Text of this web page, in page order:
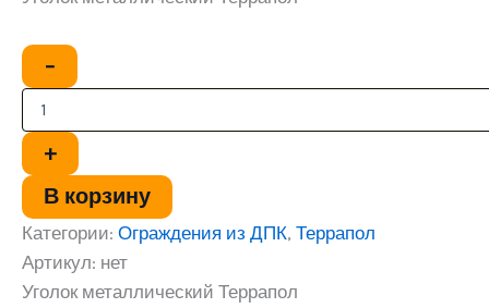
−
Количество
товара
+
В корзину
Категории: Ограждения из ДПК, Террапол
Артикул: нет
Уголок металлический Террапол